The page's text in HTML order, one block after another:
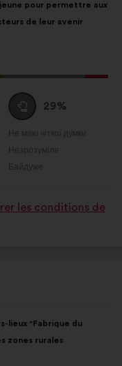
pour permettre aux
de leur avenir
Утримуюся
:
29%
Не маю чіткої думки
:разів
Незрозуміле
:разів
Байдуже
:разів
les conditions de
lieux "Fabrique du
zones rurales